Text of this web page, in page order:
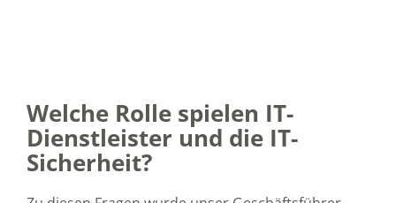
Welche Rolle spielen IT-
Dienstleister und die IT-
Sicherheit?